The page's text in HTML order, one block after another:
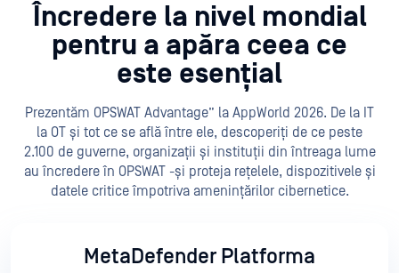
Încredere la nivel mondial
pentru a apăra ceea ce
este esențial
Prezentăm OPSWAT Advantage” la AppWorld 2026. De la IT
la OT și tot ce se află între ele, descoperiți de ce peste
2.100 de guverne, organizații și instituții din întreaga lume
au încredere în OPSWAT -și proteja rețelele, dispozitivele și
datele critice împotriva amenințărilor cibernetice.
MetaDefender Platforma